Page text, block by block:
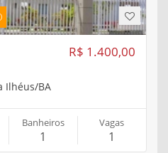
R$ 1.400,00
Ilhéus/BA
Banheiros
1
Vagas
1